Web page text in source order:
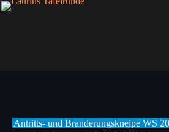
Zum
Antritts- und Branderungskneipe WS